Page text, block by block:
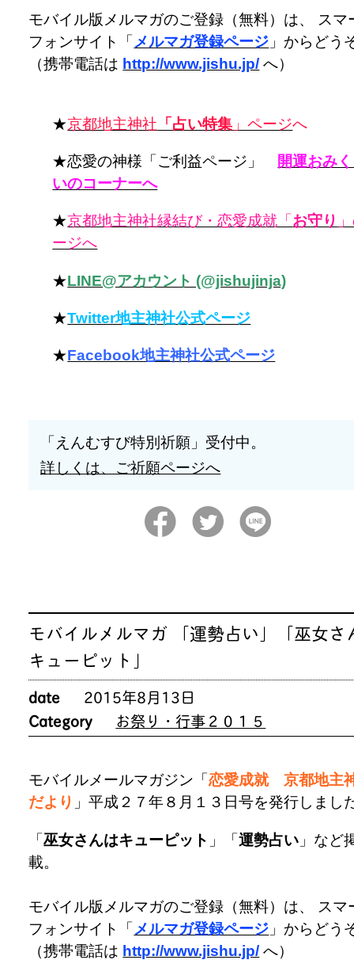
モバイル版メルマガのご登録（無料）は、 スマ
フォンサイト「 メルマガ登録ページ 」からどう
（携帯電話は http://www.jishu.jp/ へ）
★京都地主神社 「占い特集 」ページへ
★恋愛の神様「ご利益ページ」
開運おみ
いのコーナーへ
★京都地主神社縁結び・恋愛成就「お守り
ージへ
★LINE@アカウント (@jishujinja)
★Twitter地主神社公式ページ
★Facebook地主神社公式ページ
「えんむすび特別祈願」受付中。
詳しくは、ご祈願ページへ
モバイルメルマガ 「運勢占い」「巫女さ
キューピット」
date
2015年8月13日
Category
お祭り・行事２０１５
モバイルメールマガジン「恋愛成就 京都地主
だより 」平成２７年８月１３日号を発行しまし
「巫女さんはキューピット 」「運勢占い 」など
載。
モバイル版メルマガのご登録（無料）は、 スマ
フォンサイト「 メルマガ登録ページ 」からどう
（携帯電話は http://www.jishu.jp/ へ）